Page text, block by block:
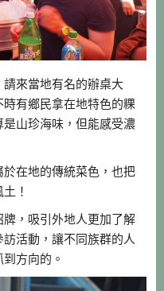
來當地有名的辦桌大
有鄉民拿在地特色的粿
山珍海味，但能感受濃
在地的傳統菜色，也把
！
，吸引外地人更加了解
活動，讓不同族群的人
方向的。